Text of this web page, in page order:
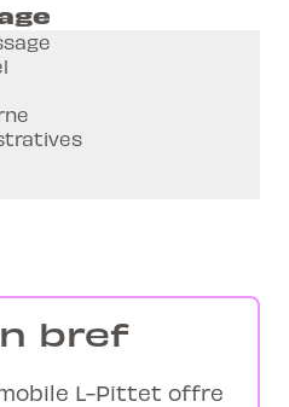
bref
L-Pittet offre